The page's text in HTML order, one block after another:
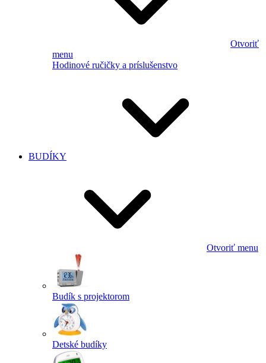
Otvoriť
menu
Hodinové ručičky a príslušenstvo
BUDÍKY
Otvoriť menu
Budík s projektorom
Detské budíky